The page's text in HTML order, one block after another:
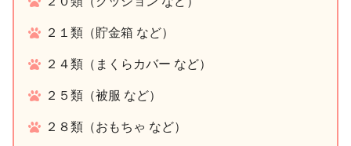
２１類（貯金箱 など）
２４類（まくらカバー など）
２５類（被服 など）
２８類（おもちゃ など）